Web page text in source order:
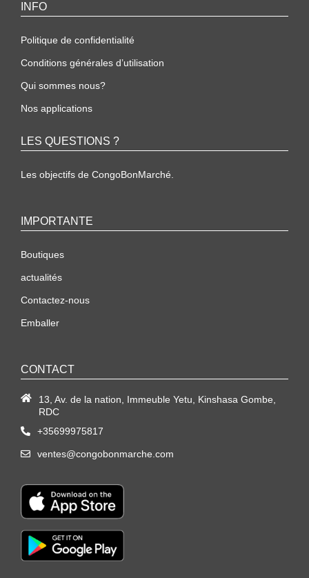
INFO
Politique de confidentialité
Conditions générales d’utilisation
Qui sommes nous?
Nos applications
LES QUESTIONS ?
Les objectifs de CongoBonMarché.
IMPORTANTE
Boutiques
actualités
Contactez-nous
Emballer
CONTACT
13, Av. de la nation, Immeuble Yetu, Kinshasa Gombe,
RDC
+35699975817
ventes@congobonmarche.com